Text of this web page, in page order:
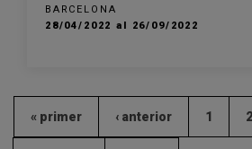
BARCELONA
28/04/2022 al 26/09/2022
« primer ‹ anterior 1 2